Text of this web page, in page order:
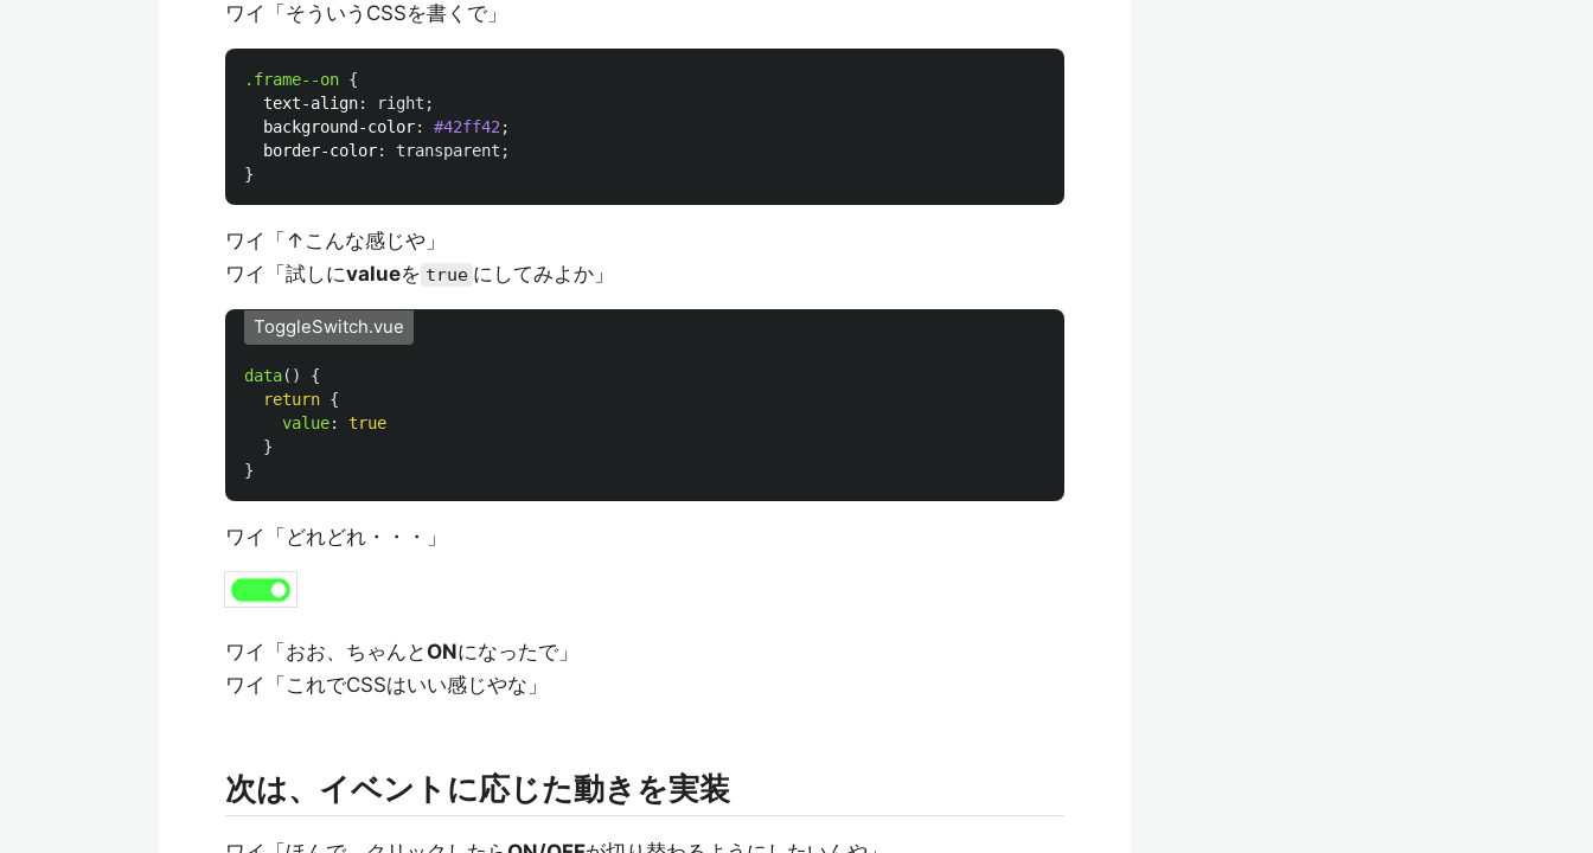
ワイ「そういうCSSを書くで」
.frame--on {
text-align: right ;
background-color: #42ff42 ;
border-color: transparent ;
}
ワイ「↑こんな感じや」
ワイ「試しにvalueを true にしてみよか」
ToggleSwitch.vue
data()
{
return {
value:
true
}
}
ワイ「どれどれ・・・」
ワイ「おお、ちゃんと ONになったで」
ワイ「これでCSSはいい感じやな」
次は、イベントに応じた動きを実装